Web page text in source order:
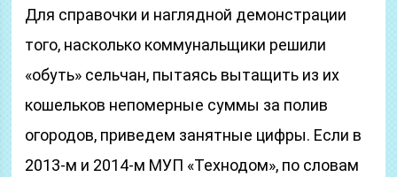
Для справочки и наглядной демонстрации
того, насколько коммунальщики решили
«обуть» сельчан, пытаясь вытащить из их
кошельков непомерные суммы за полив
огородов, приведем занятные цифры. Если в
2013-м и 2014-м МУП «Технодом», по словам